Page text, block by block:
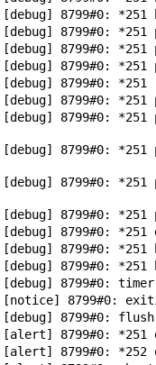
8799#0:
8799#0:
8799#0: